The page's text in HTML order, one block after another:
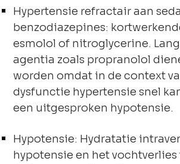
Hypertensie refractair aan
benzodiazepines:
esmolol of nitroglycerine.
agentia zoals propranolol
worden omdat in de context
dysfunctie hypertensie snel
een uitgesproken hypotensie.
Hypotensie: Hydratatie
hypotensie en het vochtverlies